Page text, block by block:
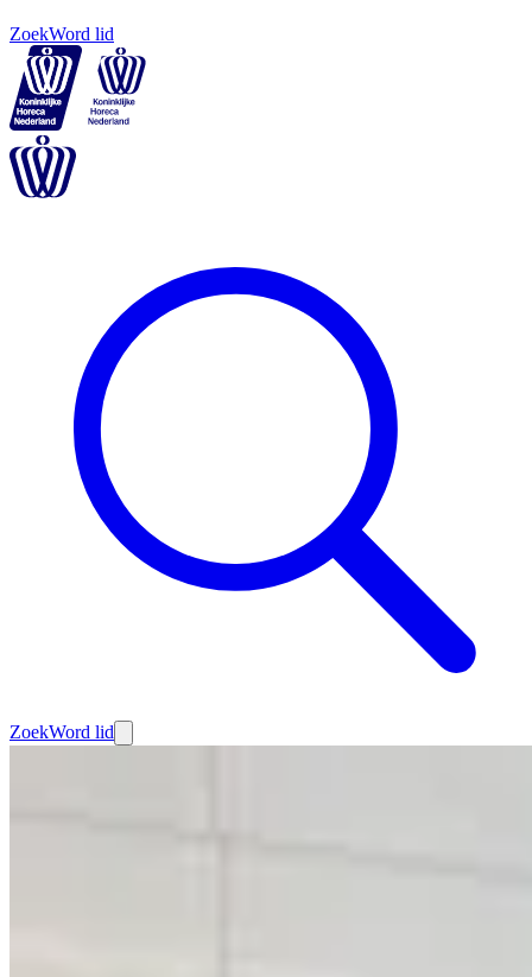
ZoekWord lid
ZoekWord lid